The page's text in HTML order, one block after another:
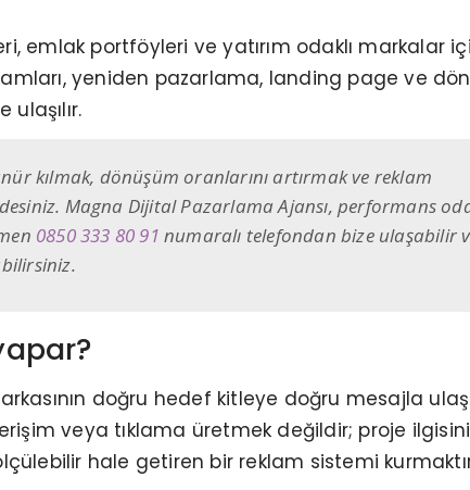
emlak portföyleri ve yatırım odaklı markalar
yeniden pazarlama, landing page ve
kılmak, dönüşüm oranlarını artırmak ve reklam
Magna Dijital Pazarlama Ajansı, performans
0850 333 80 91 numaralı telefondan bize ulaşabilir
doğru hedef kitleye doğru mesajla
veya tıklama üretmek değildir; proje
hale getiren bir reklam sistemi